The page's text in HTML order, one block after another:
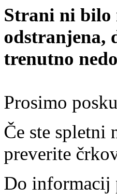
Strani ni bilo
odstranjena,
trenutno
Prosimo
Če ste
preverite
Do informacij